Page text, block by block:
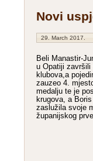
Novi
29. March 2017.
Beli Manastir-
u Opatiji završili
klubova,a
zauzeo 4.
medalju te je
krugova, a
zaslužila svoje
županijskog